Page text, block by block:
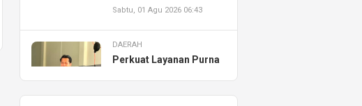
Sabtu, 01 Agu 2026 06:43
DAERAH
Perkuat Layanan Purna
Resmikan AHASS